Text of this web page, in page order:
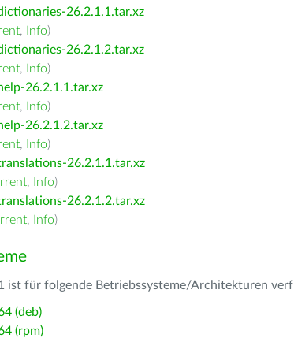
26.2.1.1.tar.xz
, Info)
26.2.1.2.tar.xz
, Info)
26.2.1.1.tar.xz
, Info)
26.2.1.2.tar.xz
, Info)
26.2.1.1.tar.xz
, Info)
26.2.1.2.tar.xz
, Info)
ist für folgende Betriebssysteme/Architekturen
(deb)
(rpm)